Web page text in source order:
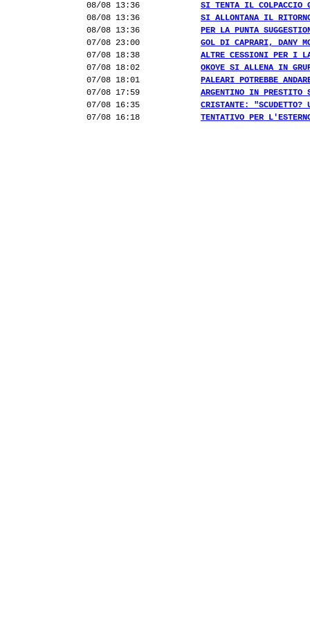
08/08 13:36
SI TENTA IL COLPACCIO
08/08 13:36
SI ALLONTANA IL
08/08 13:36
PER LA PUNTA
07/08 23:00
GOL DI CAPRARI, DANY
07/08 18:38
ALTRE CESSIONI PER I
07/08 18:02
OKOYE SI ALLENA IN
07/08 18:01
PALEARI POTREBBE
07/08 17:59
ARGENTINO IN PRESTITO
07/08 16:35
CRISTANTE: "SCUDETTO?
07/08 16:18
TENTATIVO PER